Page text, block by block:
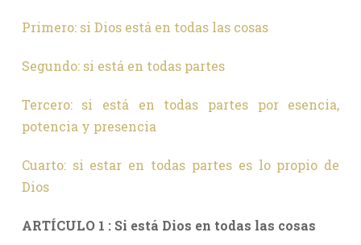
Primero: si Dios está en todas las cosas
Segundo: si está en todas partes
Tercero: si está en todas partes por esencia,
potencia y presencia
Cuarto: si estar en todas partes es lo propio de
Dios
ARTÍCULO 1 : Si está Dios en todas las cosas